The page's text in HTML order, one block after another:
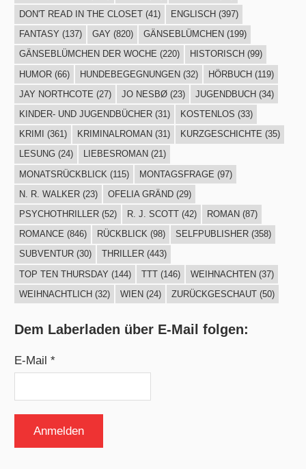
DON'T READ IN THE CLOSET(41) ENGLISCH (397)
FANTASY (137) GAY (820) GÄNSEBLÜMCHEN (199)
GÄNSEBLÜMCHEN DER WOCHE (220) HISTORISCH (99)
HUMOR(66) HUNDEBEGEGNUNGEN(32) HÖRBUCH(119)
JAY NORTHCOTE (27) JO NESBØ(23) JUGENDBUCH (34)
KINDER- UND JUGENDBÜCHER(31) KOSTENLOS (33)
KRIMI
(361) KRIMINALROMAN (31) KURZGESCHICHTE (35)
LESUNG(24) LIEBESROMAN (21)
MONATSRÜCKBLICK (115) MONTAGSFRAGE (97)
N. R. WALKER(23) OFELIA GRÄND(29)
PSYCHOTHRILLER(52) R. J. SCOTT(42) ROMAN (87)
ROMANCE (846) RÜCKBLICK(98) SELFPUBLISHER(358)
SUBVENTUR(30) THRILLER(443)
TOP TEN THURSDAY (144) TTT(146) WEIHNACHTEN(37)
WEIHNACHTLICH(32) WIEN(24) ZURÜCKGESCHAUT(50)
Dem Laberladen über E-Mail folgen:
E-Mail *